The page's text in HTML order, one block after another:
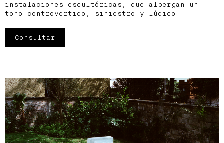
instalaciones escultóricas, que albergan un
tono controvertido, siniestro y lúdico.
Consultar